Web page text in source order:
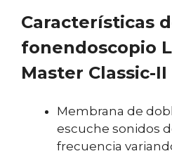
Características
fonendoscopio
Master Classic-II
Membrana de
escuche sonidos
frecuencia